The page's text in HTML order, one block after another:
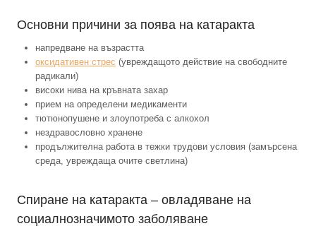
Основни причини за поява на катаракта
напредване на възрастта
оксидативен стрес (увреждащото действие на свободните
радикали)
високи нива на кръвната захар
прием на определени медикаменти
тютюнопушене и злоупотреба с алкохол
нездравословно хранене
продължителна работа в тежки трудови условия (замърсена
среда, увреждаща очите светлина)
Спиране на катаракта – овладяване на
социалнозначимото заболяване